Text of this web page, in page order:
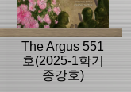
The Argus 551
호(2025-1학기
종강호)